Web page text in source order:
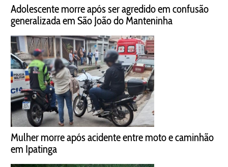
Adolescente morre após ser agredido em confusão
generalizada em São João do Manteninha
Mulher morre após acidente entre moto e caminhão
em Ipatinga